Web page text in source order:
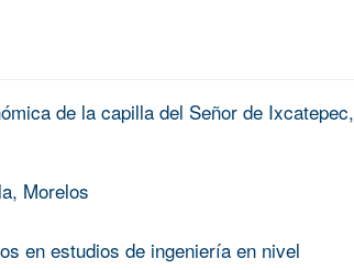
de la capilla del Señor de Ixcatepec,
Morelos
en estudios de ingeniería en nivel